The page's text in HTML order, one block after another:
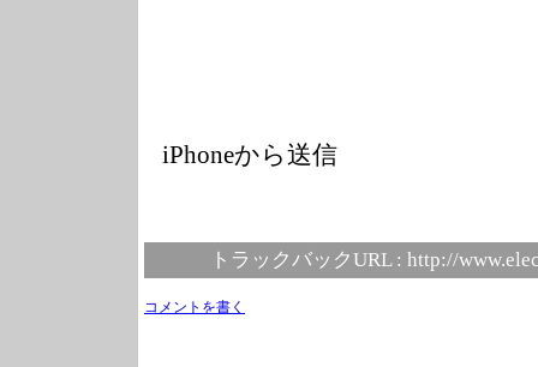
iPhoneから送信
トラックバックURL : http://
コメントを書く